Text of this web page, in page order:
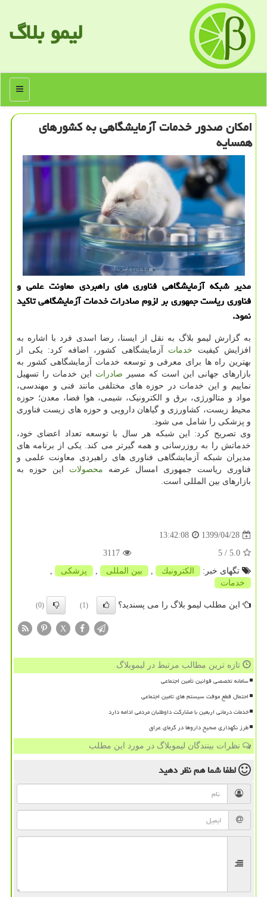
لیمو بلاگ
منو
امكان صدور خدمات آزمایشگاهی به كشورهای
همسایه
مدیر شبكه آزمایشگاهی فناوری های راهبردی معاونت علمی و
فناوری ریاست جمهوری بر لزوم صادرات خدمات آزمایشگاهی تاكید
نمود.
به گزارش لیمو بلاگ به نقل از ایسنا، رضا اسدی فرد با اشاره به
افزایش کیفیت خدمات آزمایشگاهی کشور، اضافه کرد: یکی از
بهترین راه ها برای معرفی و توسعه خدمات آزمایشگاهی کشور به
بازارهای جهانی این است که مسیر صادرات این خدمات را تسهیل
نماییم و این خدمات در حوزه های مختلفی مانند فنی و مهندسی،
مواد و متالورژی، برق و الکترونیک، شیمی، هوا فضا، معدن؛ حوزه
محیط زیست، کشاورزی و گیاهان دارویی و حوزه های زیست فناوری
و پزشکی را شامل می شود.
وی تصریح کرد: این شبکه هر سال با توسعه تعداد اعضای خود،
خدماتش را به روزرسانی و همه گیرتر می کند. یکی از برنامه های
مدیران شبکه آزمایشگاهی فناوری های راهبردی معاونت علمی و
فناوری ریاست جمهوری امسال عرضه محصولات این حوزه به
بازارهای بین المللی است.
1399/04/28
13:42:08
5.0
/ 5
3117
تگهای خبر:
الكترونیك , بین المللی , پزشكی
,
خدمات
این مطلب لیمو بلاگ را می پسندید؟ (1)
(0)
X
تازه ترین مطالب مرتبط در لیموبلاگ
سامانه تخصصی قوانین تأمین اجتماعی
احتمال قطع موقت سیستم های تامین اجتماعی
خدمات درمانی اربعین با مشارکت داوطلبان مردمی ادامه دارد
طرز نگهداری صحیح داروها در گرمای عراق
نظرات بینندگان لیموبلاگ در مورد این مطلب
لطفا شما همنظر دهید